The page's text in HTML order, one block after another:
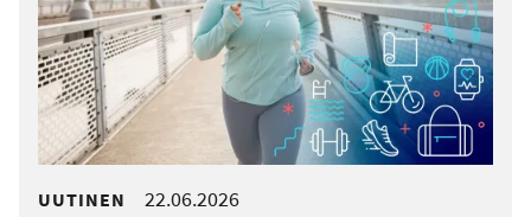
UUTINEN 22.06.2026